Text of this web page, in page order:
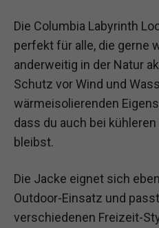
Die Columbia Labyrinth
perfekt für alle, die gerne
anderweitig in der Natur
Schutz vor Wind und
wärmeisolierenden
dass du auch bei
bleibst.
Die Jacke eignet sich
Outdoor-Einsatz und
verschiedenen Freizeit-